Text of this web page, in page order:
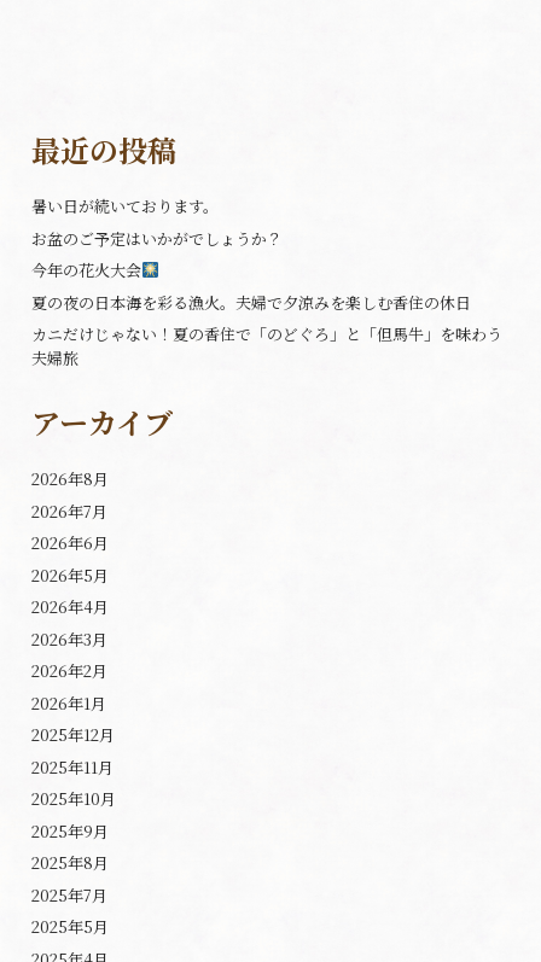
最近の投稿
暑い日が続いております。
お盆のご予定はいかがでしょうか？
今年の花火大会
夏の夜の日本海を彩る漁火。夫婦で夕涼みを楽しむ香住の休日
カニだけじゃない！夏の香住で「のどぐろ」と「但馬牛」を味わう
夫婦旅
アーカイブ
2026年8月
2026年7月
2026年6月
2026年5月
2026年4月
2026年3月
2026年2月
2026年1月
2025年12月
2025年11月
2025年10月
2025年9月
2025年8月
2025年7月
2025年5月